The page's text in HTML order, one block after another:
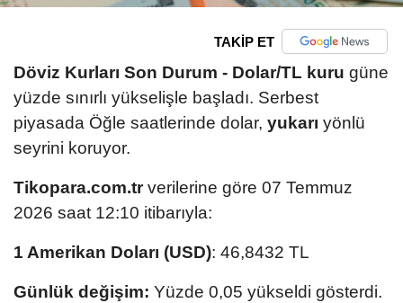
TAKİP ET
Döviz Kurları Son Durum - Dolar/TL kuru güne
yüzde sınırlı yükselişle başladı. Serbest
piyasada Öğle saatlerinde dolar, yukarı yönlü
seyrini koruyor.
Tikopara.com.trverilerine göre 07 Temmuz
2026 saat 12:10 itibarıyla:
1 Amerikan Doları (USD): 46,8432 TL
Günlük değişim: Yüzde 0,05 yükseldi gösterdi.